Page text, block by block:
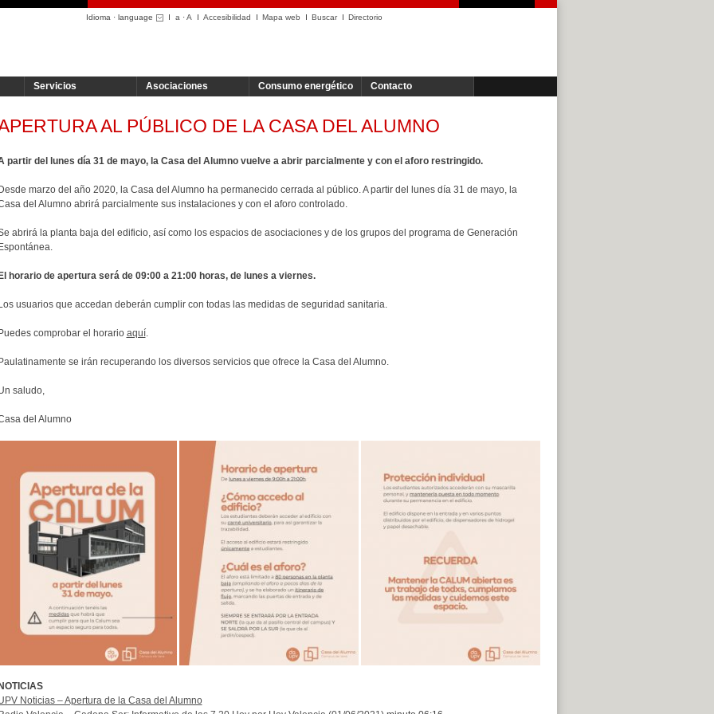
Idioma · language a ·A Accesibilidad Mapa web Buscar Directorio
Servicios Asociaciones Consumo energético Contacto
AL PÚBLICO DE LA CASA DEL ALUMNO
partir del lunes día 31 de mayo, la Casa del Alumno vuelve a abrir parcialmente y con el aforo restringido.
Desde marzo del año 2020, la Casa del Alumno ha permanecido cerrada al público. A partir del lunes día 31 de mayo, la
del Alumno abrirá parcialmente sus instalaciones y con el aforo controlado.
abrirá la planta baja del edificio, así como los espacios de asociaciones y de los grupos del programa de Generación
Espontánea.
El horario de apertura será de 09:00 a 21:00 horas, de lunes a viernes.
Los usuarios que accedan deberán cumplir con todas las medidas de seguridad sanitaria.
Puedes comprobar el horario aquí.
Paulatinamente se irán recuperando los diversos servicios que ofrece la Casa del Alumno.
saludo,
del Alumno
Noticias – Apertura de la Casa del Alumno